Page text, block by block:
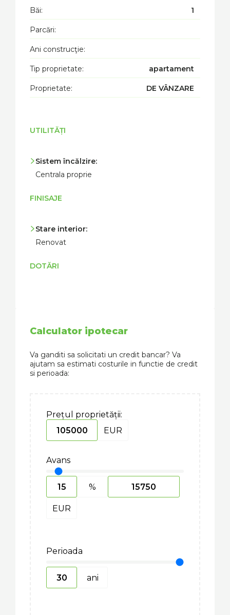
Băi: 1
Parcări:
Ani construcţie:
Tip proprietate: apartament
Proprietate: DE VÂNZARE
UTILITĂȚI
Sistem încălzire:
Centrala proprie
FINISAJE
Stare interior:
Renovat
DOTĂRI
Calculator ipotecar
Va ganditi sa solicitati un credit bancar? Va
ajutam sa estimati costurile in functie de credit
si perioada:
Prețul proprietății:
EUR
Avans
%
EUR
Perioada
ani